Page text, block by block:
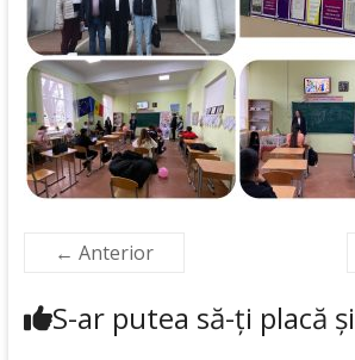
← Anterior
S-ar putea să-ți placă și